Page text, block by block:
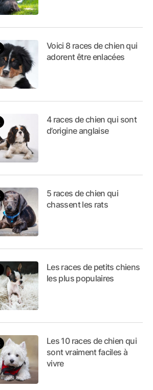
Voici 8 races de chien qui
adorent être enlacées
4 races de chien qui sont
d’origine anglaise
5 races de chien qui
chassent les rats
Les races de petits chiens
les plus populaires
Les 10 races de chien qui
sont vraiment faciles à
vivre